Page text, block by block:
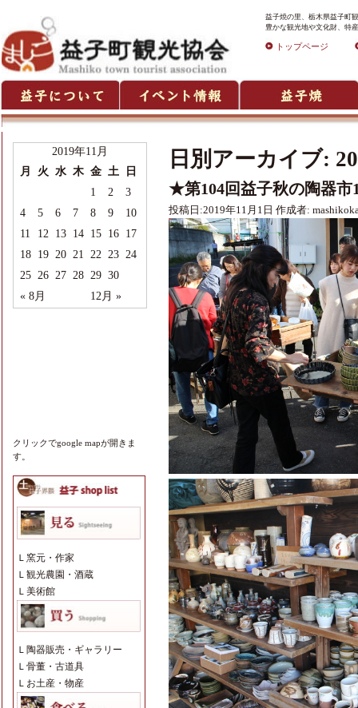
益子焼の里、栃木県益子町
豊かな観光地や文化財、特
トップページ
2019年11月
月
火 水 木 金 土 日
« 8月 12月 »
1 2
3
4
5 6 7 8 9
10
11
12 13 14 15 16 17
18 19 20 21 22 23 24
25 26 27 28 29 30
クリックでgoogle mapが開きま
す。
Ｌ 窯元・作家
Ｌ 観光農園・酒蔵
Ｌ 美術館
Ｌ 陶器販売・ギャラリー
Ｌ 骨董・古道具
Ｌ お土産・物産
日別アーカイブ:
★第104回益子秋の陶器
投稿日:2019年11月1日 作成者: